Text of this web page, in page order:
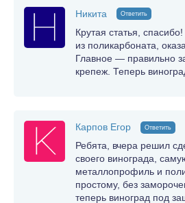
Никита Ответить
Крутая статья,
из поликарбоната,
Главное — правильно
крепеж. Теперь
Карпов Егор Ответить
Ребята, вчера решил
своего винограда,
металлопрофиль и
простому, без
теперь виноград под